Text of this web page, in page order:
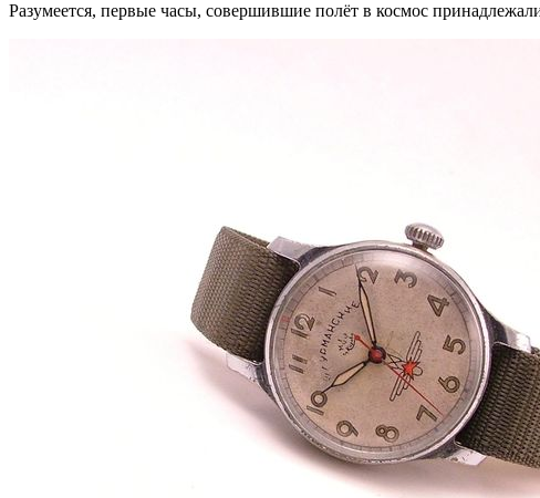
Разумеется, первые часы, совершившие полёт в космос